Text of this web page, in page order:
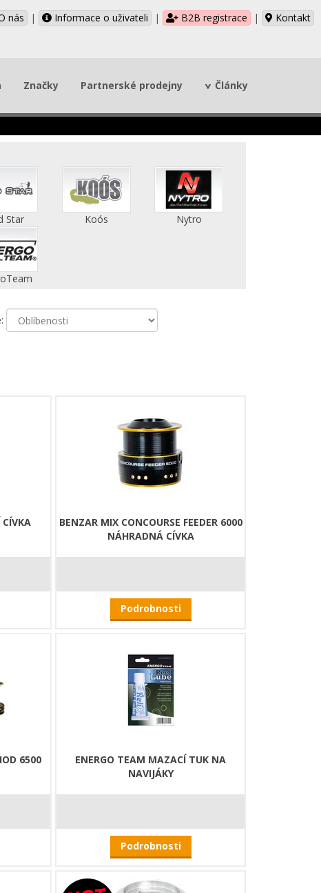
nás | Informace o uživateli | B2B registrace | Kontakt
Značky Partnerské prodejny Články
Star Koós Nytro
BENZAR MIX CONCOURSE FEEDER 6000
NÁHRADNÁ CÍVKA
Podrobnosti
6500
ENERGO TEAM MAZACÍ TUK NA
NAVIJÁKY
Podrobnosti